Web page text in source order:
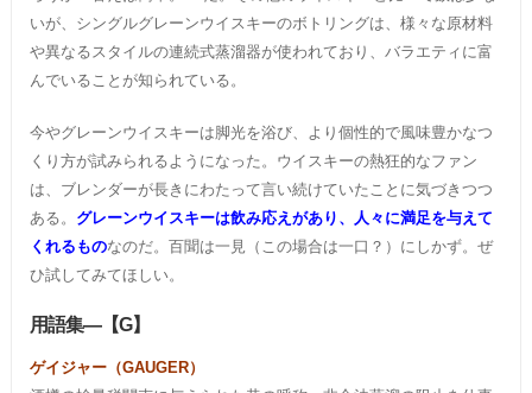
いが、シングルグレーンウイスキーのボトリングは、様々な原材料
や異なるスタイルの連続式蒸溜器が使われており、バラエティに富
んでいることが知られている。
今やグレーンウイスキーは脚光を浴び、より個性的で風味豊かなつ
くり方が試みられるようになった。ウイスキーの熱狂的なファン
は、ブレンダーが長きにわたって言い続けていたことに気づきつつ
ある。 グレーンウイスキーは飲み応えがあり、人々に満足を与えて
くれるものなのだ。百聞は一見（この場合は一口？）にしかず。ぜ
ひ試してみてほしい。
用語集―【G】
ゲイジャー（GAUGER）